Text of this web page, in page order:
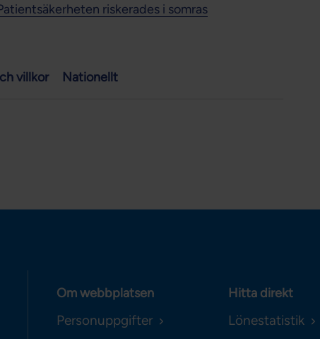
riskerades i somras
villkor Nationellt
Om webbplatsen
Personuppgifter
Hitta direkt
Lönestatistik